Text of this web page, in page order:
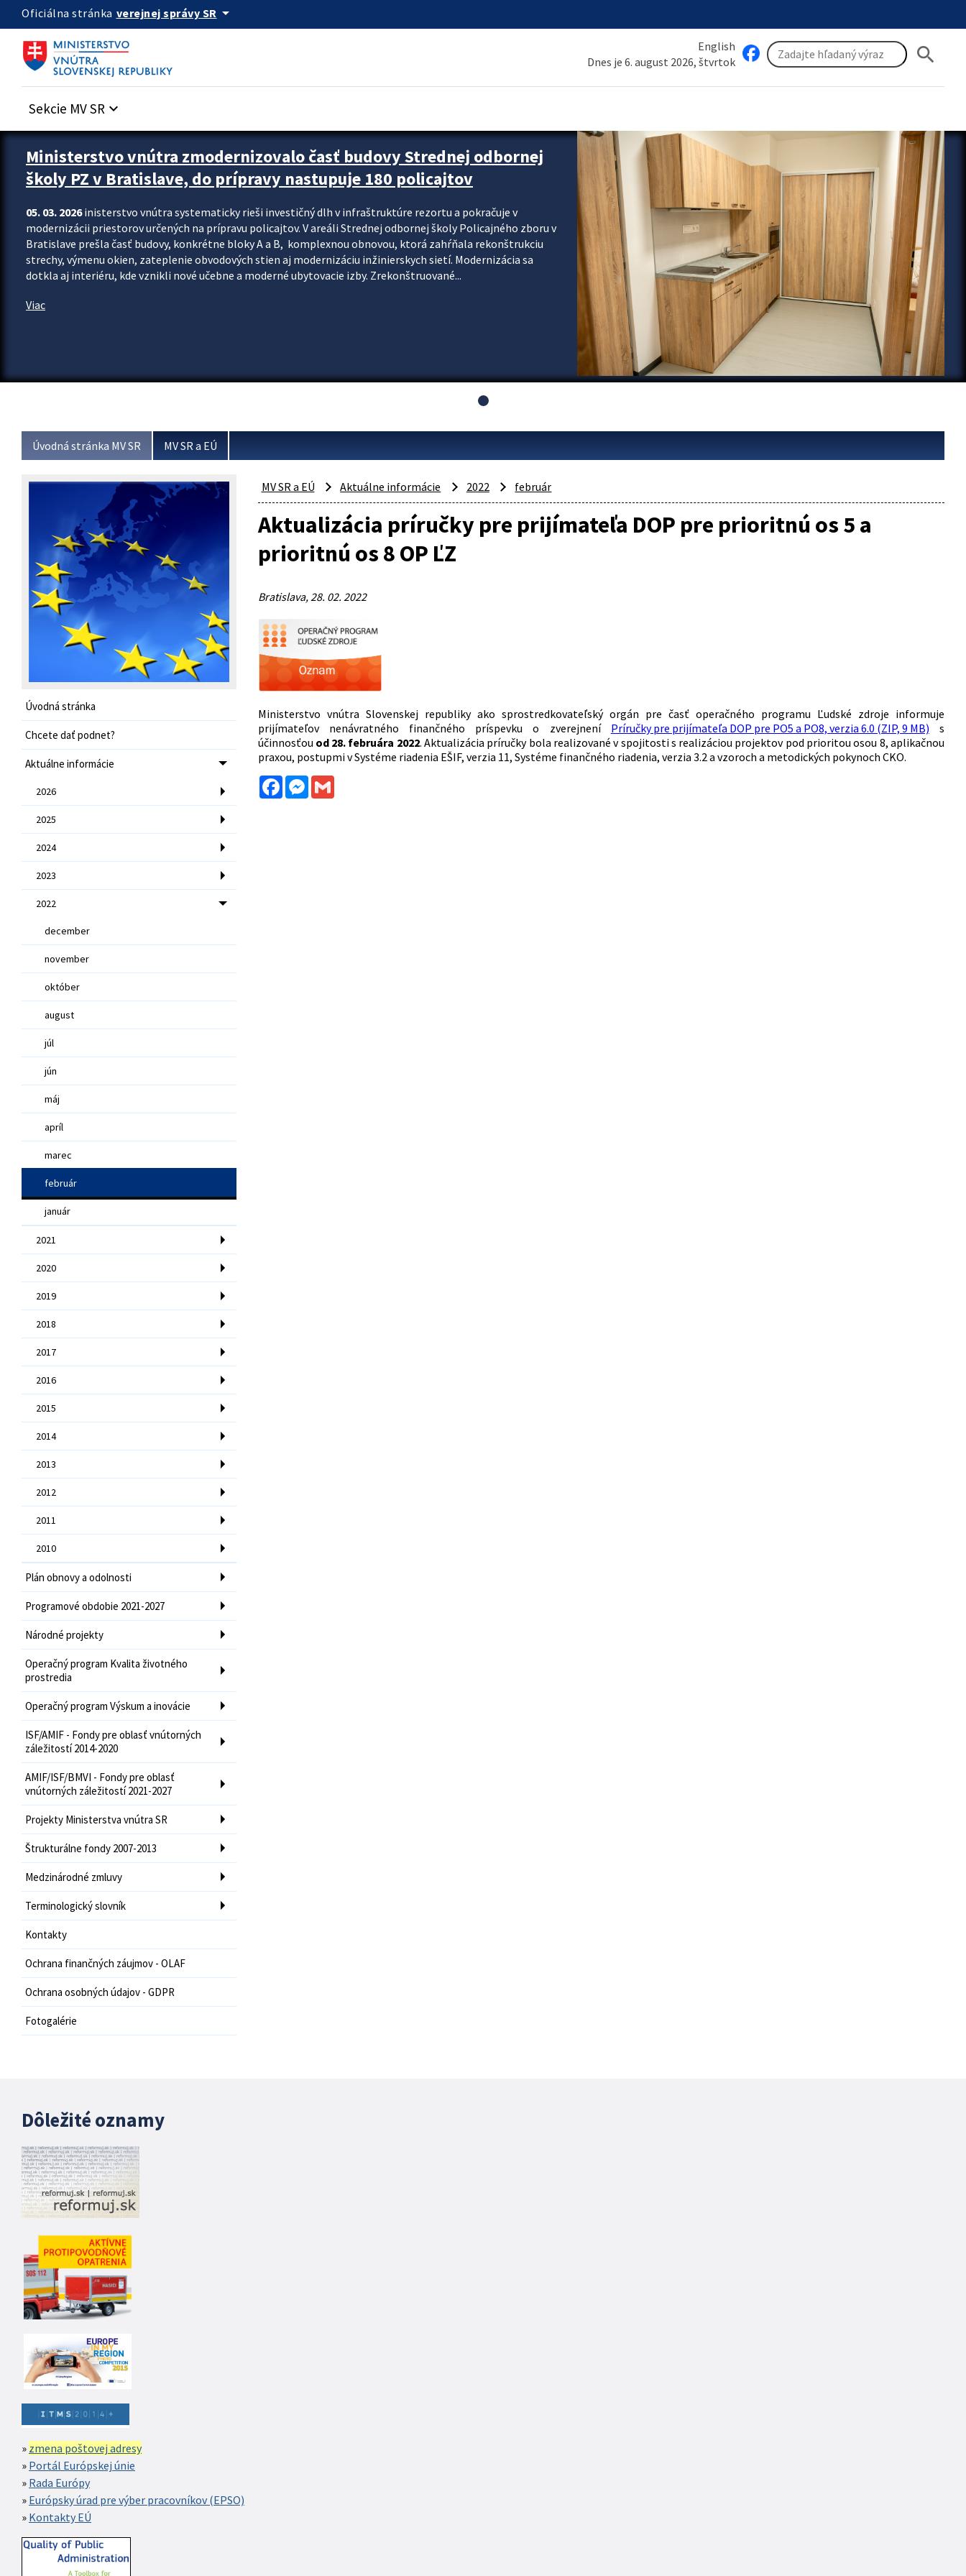
Preskocit na hlavný obsah
Oficiálna stránka verejnej správy SR arrow_drop_down
English
Dnes je 6. august 2026, štvrtok
search
Sekcie MV SR keyboard_arrow_down
Ministerstvo vnútra zmodernizovalo časť budovy Strednej odbornej
školy PZ v Bratislave, do prípravy nastupuje 180 policajtov
05. 03. 2026inisterstvo vnútra systematicky rieši investičný dlh v infraštruktúre rezortu a pokračuje v
modernizácii priestorov určených na prípravu policajtov. V areáli Strednej odbornej školy Policajného zboru v
Bratislave prešla časť budovy, konkrétne bloky A a B, komplexnou obnovou, ktorá zahŕňala rekonštrukciu
strechy, výmenu okien, zateplenie obvodových stien aj modernizáciu inžinierskych sietí. Modernizácia sa
dotkla aj interiéru, kde vznikli nové učebne a moderné ubytovacie izby. Zrekonštruované...
Viac
Úvodná stránka MV SR MV SR a EÚ
Úvodná stránka
Chcete dať podnet?
Aktuálne informácie
2026
2025
2024
2023
2022
december
november
október
august
júl
jún
máj
apríl
marec
február
január
2021
2020
2019
2018
2017
2016
2015
2014
2013
2012
2011
2010
Plán obnovy a odolnosti
Programové obdobie 2021-2027
Národné projekty
Operačný program Kvalita životného
prostredia
Operačný program Výskum a inovácie
ISF/AMIF - Fondy pre oblasť vnútorných
záležitostí 2014-2020
AMIF/ISF/BMVI - Fondy pre oblasť
vnútorných záležitostí 2021-2027
Projekty Ministerstva vnútra SR
Štrukturálne fondy 2007-2013
Medzinárodné zmluvy
Terminologický slovník
Kontakty
Ochrana finančných záujmov - OLAF
Ochrana osobných údajov - GDPR
Fotogalérie
MV SR a EÚ Aktuálne informácie 2022 február
Aktualizácia príručky pre prijímateľa DOP pre prioritnú os 5 a
prioritnú os 8 OP ĽZ
Bratislava, 28. 02. 2022
Ministerstvo vnútra Slovenskej republiky ako sprostredkovateľský orgán pre časť operačného programu Ľudské zdroje informuje
prijímateľov nenávratného finančného príspevku o zverejnení Príručky pre prijímateľa DOP pre PO5 a PO8, verzia 6.0 (ZIP, 9 MB) s
účinnosťou od 28. februára 2022. Aktualizácia príručky bola realizované v spojitosti s realizáciou projektov pod prioritou osou 8, aplikačnou
praxou, postupmi v Systéme riadenia EŠIF, verzia 11, Systéme finančného riadenia, verzia 3.2 a vzoroch a metodických pokynoch CKO.
FacebookMessenger
Gmail
Dôležité oznamy
zmena poštovej adresy
Portál Európskej únie
Rada Európy
Európsky úrad pre výber pracovníkov (EPSO)
Kontakty EÚ